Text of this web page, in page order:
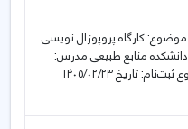
موضوع: کارگاه پروپوزال نویسی
منابع طبیعی مدرس:
آقای دکتر عرفان کریمیان زمان‌بندی: شروع ثبت‌نام: تاریخ ۱۴۰۵/۰۲/۲۳